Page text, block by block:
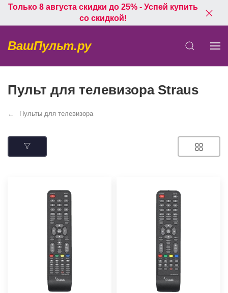
Только 8 августа скидки до 25% - Успей купить
со скидкой!
ВашПульт.ру
Пульт для телевизора Straus
Пульты для телевизора